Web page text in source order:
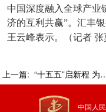
中国深度融入全球产业
济的互利共赢”。汇丰
王云峰表示。（记者 张
上一篇: “十五五”启新程 为中国
中国人